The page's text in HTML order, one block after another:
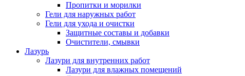
Пропитки и морилки
Гели для наружных работ
Гели для ухода и очистки
Защитные составы и добавки
Очистители, смывки
Лазурь
Лазури для внутренних работ
Лазури для влажных помещений